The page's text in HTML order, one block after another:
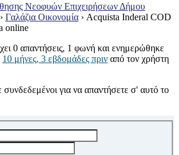
Νεοφυών Επιχειρήσεων Δήμου
› Γαλάζια Οικονομία › Acquista Inderal COD
online
0 απαντήσεις, 1 φωνή και ενημερώθηκε
10 μήνες, 3 εβδομάδες πριν από τον χρήστη
συνδεδεμένοι για να απαντήσετε σ' αυτό το